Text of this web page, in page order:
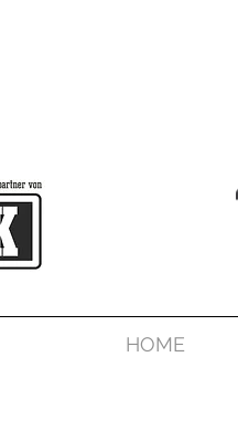
HOME